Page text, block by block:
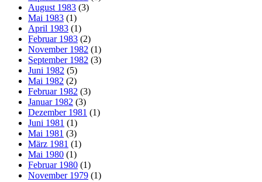
August 1983 (3)
Mai 1983 (1)
April 1983 (1)
Februar 1983 (2)
November 1982 (1)
September 1982 (3)
Juni 1982 (5)
Mai 1982 (2)
Februar 1982 (3)
Januar 1982 (3)
Dezember 1981 (1)
Juni 1981 (1)
Mai 1981 (3)
März 1981 (1)
Mai 1980 (1)
Februar 1980 (1)
November 1979 (1)